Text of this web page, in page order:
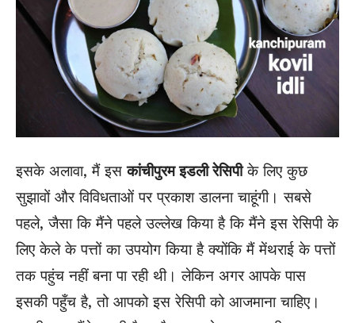
इसके अलावा, मैं इसकांचीपुरम इडलीरेसिपीके लिए कुछ
सुझावों और विविधताओं पर प्रकाश डालना चाहूंगी। सबसे
पहले, जैसा कि मैंने पहले उल्लेख किया है कि मैंने इस रेसिपी के
लिए केले के पत्तों का उपयोग किया है क्योंकि मैं मेंथराई के पत्तों
तक पहुंच नहीं बना पा रही थी। लेकिन अगर आपके पास
इसकी पहुँच है, तो आपको इस रेसिपी को आजमाना चाहिए।